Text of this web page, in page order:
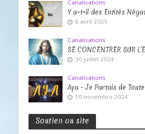
Canalisations
Y a-t-il des Entités
6 avril 2025
Canalisations
SE CONCENTRER SUR
30 juillet 2024
Canalisations
Aya – Je Partais de
10 novembre 2024
Soutien au site